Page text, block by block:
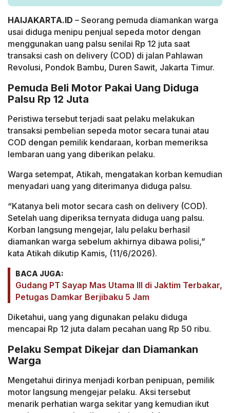
HAIJAKARTA.ID – Seorang pemuda diamankan warga
usai diduga menipu penjual sepeda motor dengan
menggunakan uang palsu senilai Rp 12 juta saat
transaksi cash on delivery (COD) di jalan Pahlawan
Revolusi, Pondok Bambu, Duren Sawit, Jakarta Timur.
Pemuda Beli Motor Pakai Uang Diduga
Palsu Rp 12 Juta
Peristiwa tersebut terjadi saat pelaku melakukan
transaksi pembelian sepeda motor secara tunai atau
COD dengan pemilik kendaraan, korban memeriksa
lembaran uang yang diberikan pelaku.
Warga setempat, Atikah, mengatakan korban kemudian
menyadari uang yang diterimanya diduga palsu.
“Katanya beli motor secara cash on delivery (COD).
Setelah uang diperiksa ternyata diduga uang palsu.
Korban langsung mengejar, lalu pelaku berhasil
diamankan warga sebelum akhirnya dibawa polisi,”
kata Atikah dikutip Kamis, (11/6/2026).
BACA JUGA:
Gudang PT Sayap Mas Utama III di Jaktim Terbakar,
Petugas Damkar Berjibaku 5 Jam
Diketahui, uang yang digunakan pelaku diduga
mencapai Rp 12 juta dalam pecahan uang Rp 50 ribu.
Pelaku Sempat Dikejar dan Diamankan
Warga
Mengetahui dirinya menjadi korban penipuan, pemilik
motor langsung mengejar pelaku. Aksi tersebut
menarik perhatian warga sekitar yang kemudian ikut